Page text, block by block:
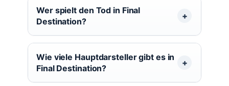
Wer spielt den Tod in Final
Destination?
Wie viele Hauptdarsteller gibt es in
Final Destination?